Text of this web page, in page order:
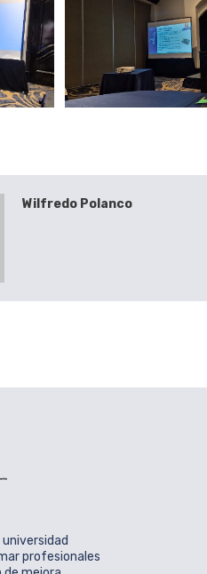
Wilfredo Polanco
universidad
profesionales